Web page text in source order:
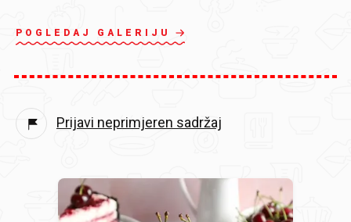
POGLEDAJ GALERIJU
Prijavi neprimjeren sadržaj